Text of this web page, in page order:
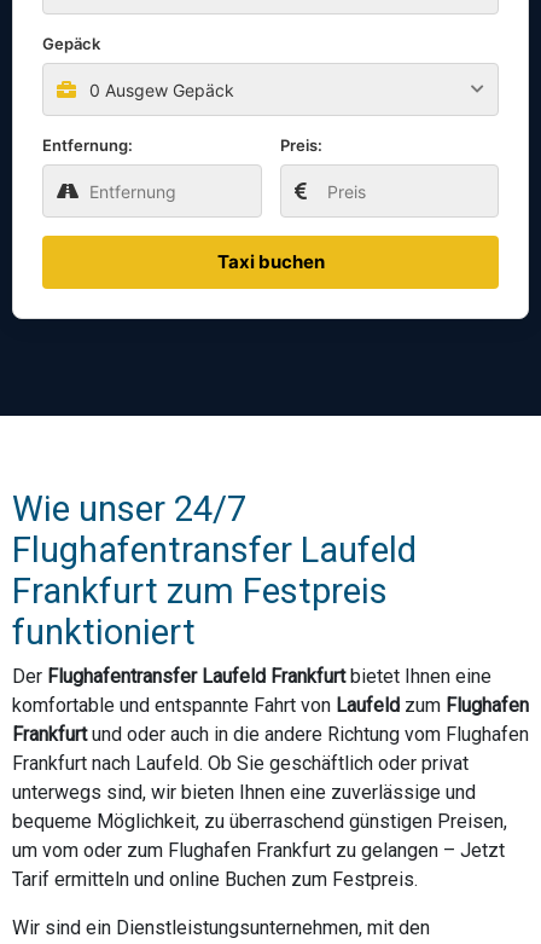
Gepäck
0 Ausgew Gepäck
Entfernung: Preis:
Taxi buchen
Wie unser 24/7
Flughafentransfer Laufeld
Frankfurt zum Festpreis
funktioniert
Der Flughafentransfer Laufeld Frankfurtbietet Ihnen eine
komfortable und entspannte Fahrt von Laufeld zum Flughafen
Frankfurtund oder auch in die andere Richtung vom Flughafen
Frankfurt nach Laufeld. Ob Sie geschäftlich oder privat
unterwegs sind, wir bieten Ihnen eine zuverlässige und
bequeme Möglichkeit, zu überraschend günstigen Preisen,
um vom oder zum Flughafen Frankfurt zu gelangen – Jetzt
Tarif ermitteln und online Buchen zum Festpreis.
Wir sind ein Dienstleistungsunternehmen, mit den